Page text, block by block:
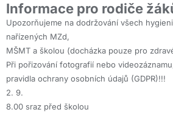
Informace pro rodiče
Upozorňujeme na dodržování všech
nařízených MZd,
MŠMT a školou (docházka pouze pro
Při pořizování fotografií nebo
pravidla ochrany osobních údajů (GDPR)!!!
2. 9.
8.00 sraz před školou